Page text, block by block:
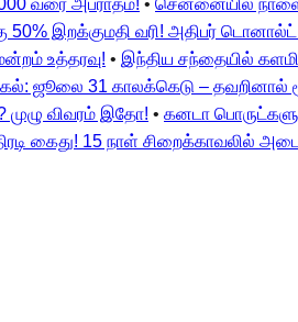
வரை அபராதம்! • சென்னையில் நாளை
இறக்குமதி வரி! அதிபர் டொனால்ட்
உத்தரவு! • இந்திய சந்தையில்
ஜூலை 31 காலக்கெடு – தவறினால்
முழு விவரம் இதோ! • கனடா
கைது! 15 நாள் சிறைக்காவலில்